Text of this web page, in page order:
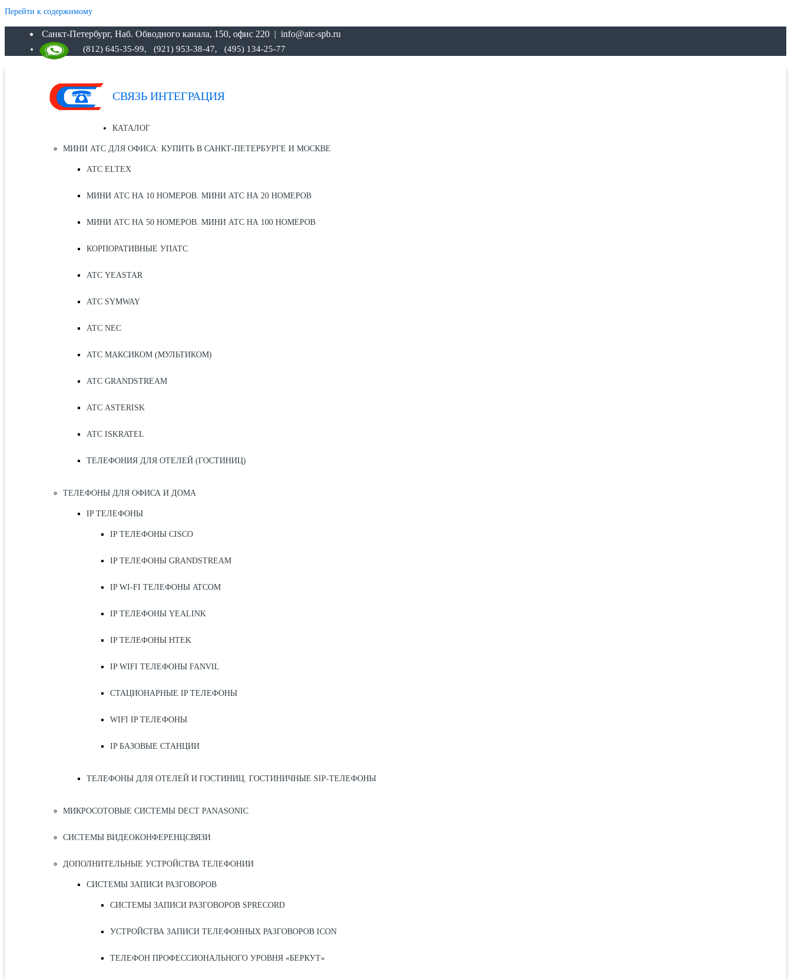
Перейти к содержимому
Санкт-Петербург, Наб. Обводного канала, 150, офис 220 | info@atc-spb.ru
(812) 645-35-99, (921) 953-38-47, (495) 134-25-77
СВЯЗЬ ИНТЕГРАЦИЯ
КАТАЛОГ
МИНИ АТС ДЛЯ ОФИСА: КУПИТЬ В САНКТ-ПЕТЕРБУРГЕ И МОСКВЕ
АТС ELTEX
МИНИ АТС НА 10 НОМЕРОВ. МИНИ АТС НА 20 НОМЕРОВ
МИНИ АТС НА 50 НОМЕРОВ. МИНИ АТС НА 100 НОМЕРОВ
КОРПОРАТИВНЫЕ УПАТС
АТС YEASTAR
АТС SYMWAY
АТС NEC
АТС МАКСИКОМ (МУЛЬТИКОМ)
АТС GRANDSTREAM
АТС ASTERISK
АТС ISKRATEL
ТЕЛЕФОНИЯ ДЛЯ ОТЕЛЕЙ (ГОСТИНИЦ)
ТЕЛЕФОНЫ ДЛЯ ОФИСА И ДОМА
IP ТЕЛЕФОНЫ
IP ТЕЛЕФОНЫ CISCO
IP ТЕЛЕФОНЫ GRANDSTREAM
IP WI-FI ТЕЛЕФОНЫ ATCOM
IP ТЕЛЕФОНЫ YEALINK
IP ТЕЛЕФОНЫ HTEK
IP WIFI ТЕЛЕФОНЫ FANVIL
СТАЦИОНАРНЫЕ IP ТЕЛЕФОНЫ
WIFI IP ТЕЛЕФОНЫ
IP БАЗОВЫЕ СТАНЦИИ
ТЕЛЕФОНЫ ДЛЯ ОТЕЛЕЙ И ГОСТИНИЦ. ГОСТИНИЧНЫЕ SIP-ТЕЛЕФОНЫ
МИКРОСОТОВЫЕ СИСТЕМЫ DECT PANASONIC
СИСТЕМЫ ВИДЕОКОНФЕРЕНЦСВЯЗИ
ДОПОЛНИТЕЛЬНЫЕ УСТРОЙСТВА ТЕЛЕФОНИИ
СИСТЕМЫ ЗАПИСИ РАЗГОВОРОВ
СИСТЕМЫ ЗАПИСИ РАЗГОВОРОВ SPRECORD
УСТРОЙСТВА ЗАПИСИ ТЕЛЕФОННЫХ РАЗГОВОРОВ ICON
ТЕЛЕФОН ПРОФЕССИОНАЛЬНОГО УРОВНЯ «БЕРКУТ»